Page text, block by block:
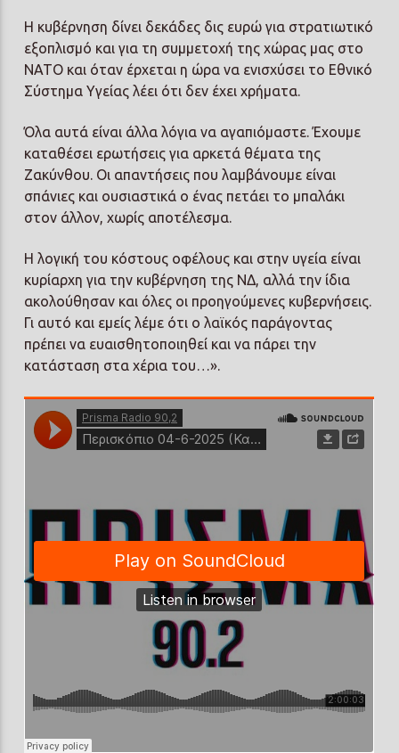
Η κυβέρνηση δίνει δεκάδες δις ευρώ για στρατιωτικό
εξοπλισμό και για τη συμμετοχή της χώρας μας στο
ΝΑΤΟ και όταν έρχεται η ώρα να ενισχύσει το Εθνικό
Σύστημα Υγείας λέει ότι δεν έχει χρήματα.
Όλα αυτά είναι άλλα λόγια να αγαπιόμαστε. Έχουμε
καταθέσει ερωτήσεις για αρκετά θέματα της
Ζακύνθου. Οι απαντήσεις που λαμβάνουμε είναι
σπάνιες και ουσιαστικά ο ένας πετάει το μπαλάκι
στον άλλον, χωρίς αποτέλεσμα.
Η λογική του κόστους οφέλους και στην υγεία είναι
κυρίαρχη για την κυβέρνηση της ΝΔ, αλλά την ίδια
ακολούθησαν και όλες οι προηγούμενες κυβερνήσεις.
Γι αυτό και εμείς λέμε ότι ο λαϊκός παράγοντας
πρέπει να ευαισθητοποιηθεί και να πάρει την
κατάσταση στα χέρια του…».